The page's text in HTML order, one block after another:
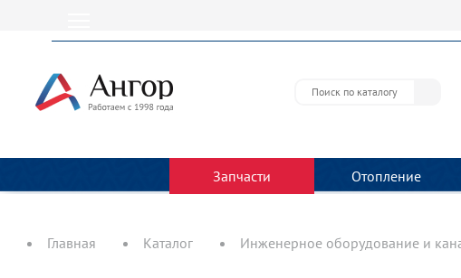
Запчасти Отопление
Главная Каталог Инженерное оборудование и